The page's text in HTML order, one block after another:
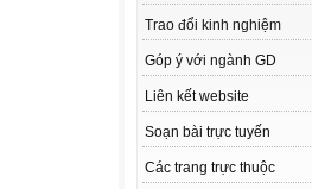
Trao đổi kinh nghiệm
Góp ý với ngành GD
Liên kết website
Soạn bài trực tuyến
Các trang trực thuộc